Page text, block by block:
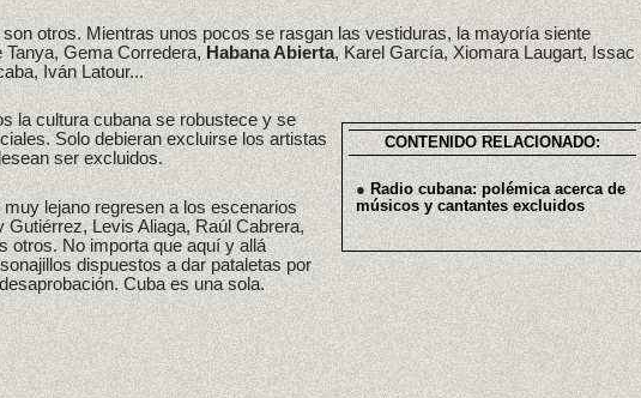
otros. Mientras unos pocos se rasgan las vestiduras, la mayoría siente
Tanya, Gema Corredera,Habana Abierta, Karel García, Xiomara Laugart, Issac
Iván Latour...
CONTENIDO RELACIONADO:
●Radio cubana: polémica acerca de
músicos y cantantes excluidos
la cultura cubana se robustece y se
Solo debieran excluirse los artistas
ser excluidos.
lejano regresen a los escenarios
Gutiérrez, Levis Aliaga, Raúl Cabrera,
otros. No importa que aquí y allá
dispuestos a dar pataletas por
Cuba es una sola.